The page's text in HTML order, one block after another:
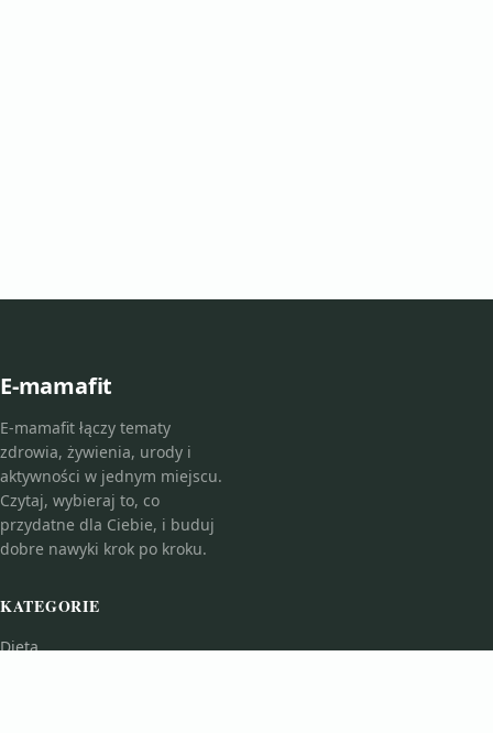
E-mamafit
E-mamafit łączy tematy
zdrowia, żywienia, urody i
aktywności w jednym miejscu.
Czytaj, wybieraj to, co
przydatne dla Ciebie, i buduj
dobre nawyki krok po kroku.
KATEGORIE
Dieta